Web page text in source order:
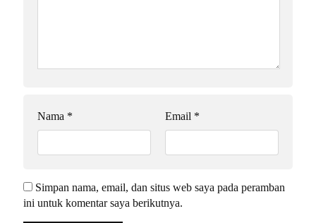
Nama * Email *
Simpan nama, email, dan situs web saya pada peramban
ini untuk komentar saya berikutnya.